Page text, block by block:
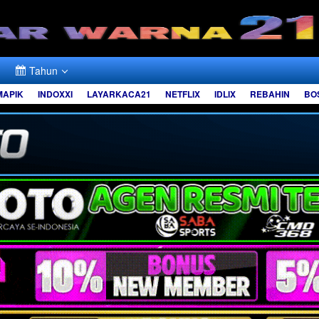
Tahun
INDOXXI LAYARKACA21 NETFLIX IDLIX REBAHIN